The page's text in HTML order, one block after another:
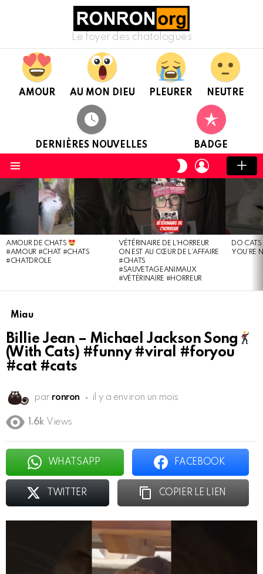
Le foyer des chatologues
AMOUR AU MON DIEU PLEURER NEUTRE
DERNIÈRES NOUVELLES BADGE
CHANGER
DE
CONNEXION
DERNIÈRES
NOUVELLES
AMOUR DE CHATS
#AMOUR #CHAT #CHATS
#CHATDROLE
VÉTÉRINAIRE DE L’HORREUR
ON EST AU CŒUR DE L’AFFAIRE
#CHATS
#SAUVETAGEANIMAUX
#VÉTÉRINAIRE #HORREUR
DO CATS
YOU’RE
Miau
Billie Jean – Michael Jackson Song
(With Cats) #funny #viral #foryou
#cat #cats
par ronron il y a environ un mois
1.6k Views
WHATSAPP FACEBOOK
TWITTER COPIER LE LIEN